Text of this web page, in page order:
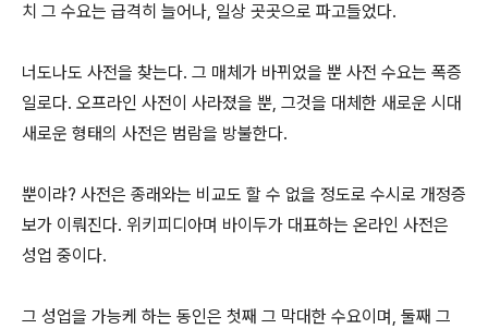
치 그 수요는 급격히 늘어나, 일상 곳곳으로 파고들었다.
너도나도 사전을 찾는다. 그 매체가 바뀌었을 뿐 사전 수요는 폭증
일로다. 오프라인 사전이 사라졌을 뿐, 그것을 대체한 새로운 시대
새로운 형태의 사전은 범람을 방불한다.
뿐이랴? 사전은 종래와는 비교도 할 수 없을 정도로 수시로 개정증
보가 이뤄진다. 위키피디아며 바이두가 대표하는 온라인 사전은
성업 중이다.
그 성업을 가능케 하는 동인은 첫째 그 막대한 수요이며, 둘째 그